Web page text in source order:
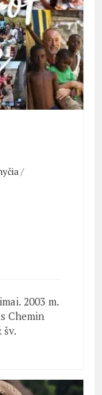
/
2003 m.
Chemin